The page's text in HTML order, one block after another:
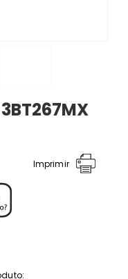
Imprimir